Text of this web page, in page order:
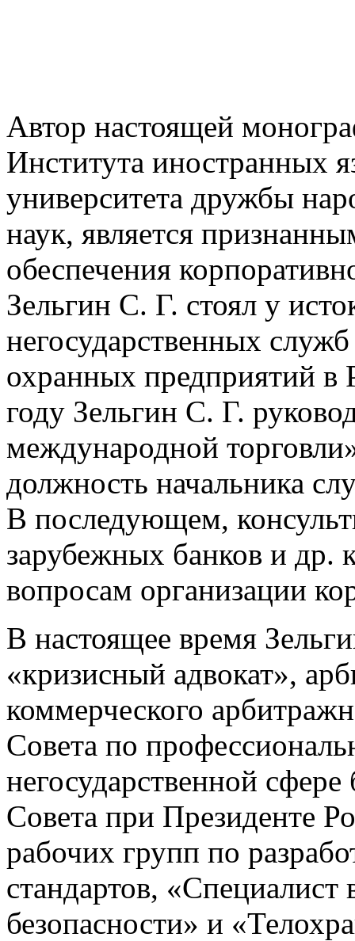
Автор настоящей
Института иностранных
университета дружбы
наук, является
обеспечения
Зельгин С. Г. стоял у
негосударственных
охранных предприятий в
году Зельгин С. Г.
международной
должность начальника
В последующем,
зарубежных банков и др.
вопросам организации
В настоящее время
«кризисный адвокат»,
коммерческого
Совета по
негосударственной
Совета при Президенте
рабочих групп по
стандартов, «Специалист
безопасности» и